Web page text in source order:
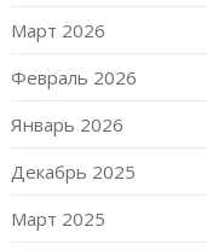
Март 2026
Февраль 2026
Январь 2026
Декабрь 2025
Март 2025